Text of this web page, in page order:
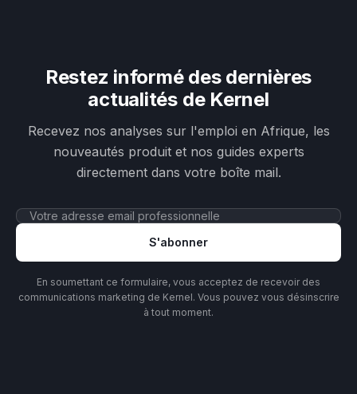
Restez informé des dernières
actualités de Kernel
Recevez nos analyses sur l'emploi en Afrique, les
nouveautés produit et nos guides experts
directement dans votre boîte mail.
S'abonner
En soumettant ce formulaire, vous acceptez de recevoir des
communications marketing de Kernel. Vous pouvez vous désinscrire
à tout moment.